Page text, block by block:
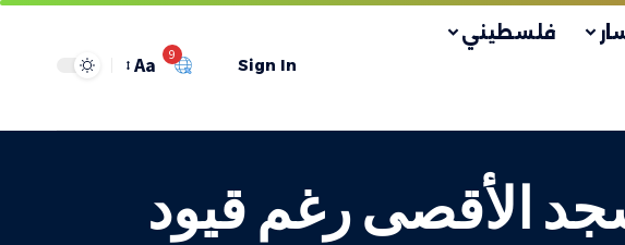
فلسطيني
Sign In
9
Aa
الأقصى رغم قيود